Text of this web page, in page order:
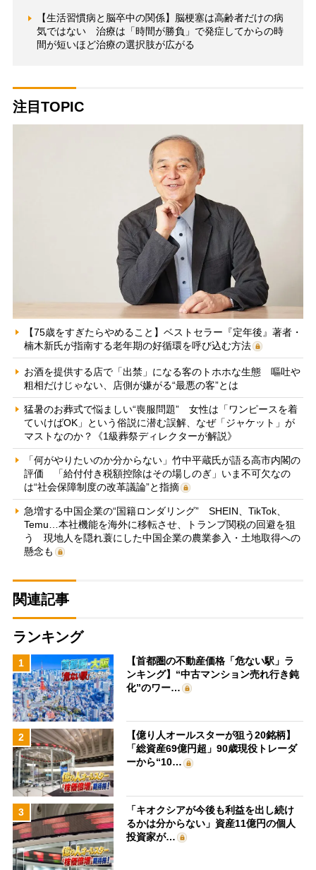
【生活習慣病と脳卒中の関係】脳梗塞は高齢者だけの病
気ではない 治療は「時間が勝負」で発症してからの時
間が短いほど治療の選択肢が広がる
注目TOPIC
【75歳をすぎたらやめること】ベストセラー『定年後』著者・
楠木新氏が指南する老年期の好循環を呼び込む方法
お酒を提供する店で「出禁」になる客のトホホな生態 嘔吐や
粗相だけじゃない、店側が嫌がる“最悪の客”とは
猛暑のお葬式で悩ましい“喪服問題” 女性は「ワンピースを着
ていけばOK」という俗説に潜む誤解、なぜ「ジャケット」が
マストなのか？《1級葬祭ディレクターが解説》
「何がやりたいのか分からない」竹中平蔵氏が語る高市内閣の
評価 「給付付き税額控除はその場しのぎ」いま不可欠なの
は“社会保障制度の改革議論”と指摘
急増する中国企業の“国籍ロンダリング” SHEIN、TikTok、
Temu…本社機能を海外に移転させ、トランプ関税の回避を狙
う 現地人を隠れ蓑にした中国企業の農業参入・土地取得への
懸念も
関連記事
ランキング
1
【首都圏の不動産価格「危ない駅」ラ
ンキング】“中古マンション売れ行き鈍
化”のワー…
2
【億り人オールスターが狙う20銘柄】
「総資産69億円超」90歳現役トレーダ
ーから“10…
3
「キオクシアが今後も利益を出し続け
るかは分からない」資産11億円の個人
投資家が…